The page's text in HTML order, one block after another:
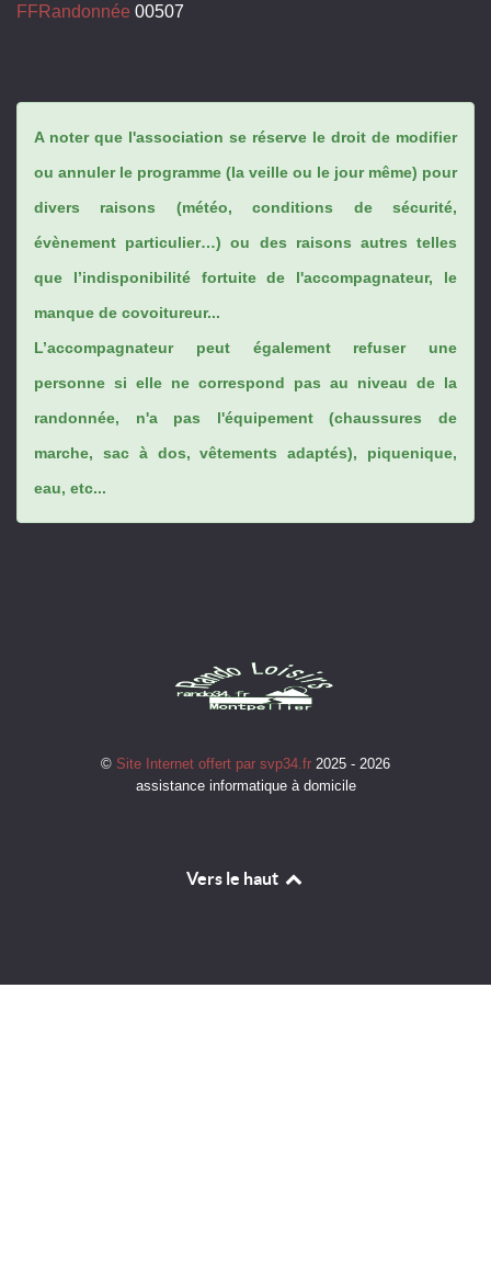
FFRandonnée 00507
A noter que l'association se réserve le droit de modifier
ou annuler le programme (la veille ou le jour même) pour
divers raisons (météo, conditions de sécurité,
évènement particulier…) ou des raisons autres telles
que l’indisponibilité fortuite de l'accompagnateur, le
manque de covoitureur...
L’accompagnateur peut également refuser une
personne si elle ne correspond pas au niveau de la
randonnée, n'a pas l'équipement (chaussures de
marche, sac à dos, vêtements adaptés), piquenique,
eau, etc...
© Site Internet offert par svp34.fr 2025 - 2026
assistance informatique à domicile
Vers le haut